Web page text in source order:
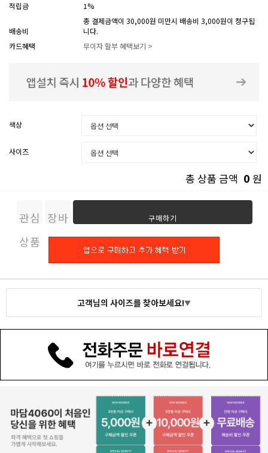
적립금 1%
배송비
총 결제금액이 30,000원 미만시 배송비 3,000원이 청구됩
니다.
카드혜택
무이자 할부 혜택보기 >
색상
사이즈
총 상품 금액 0 원
관심
상품
장바
구니
구매하기
고객님의 사이즈를 찾아보세요!▼